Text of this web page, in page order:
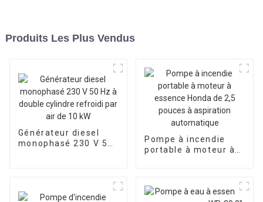
Produits Les Plus Vendus
Générateur diesel
monophasé 230 V 50
Pompe à incendie
portable à moteur à